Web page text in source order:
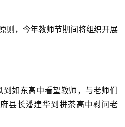
则，今年教师节期间将组织开展
如东高中看望教师，与老师们
县长潘建华到栟茶高中慰问老